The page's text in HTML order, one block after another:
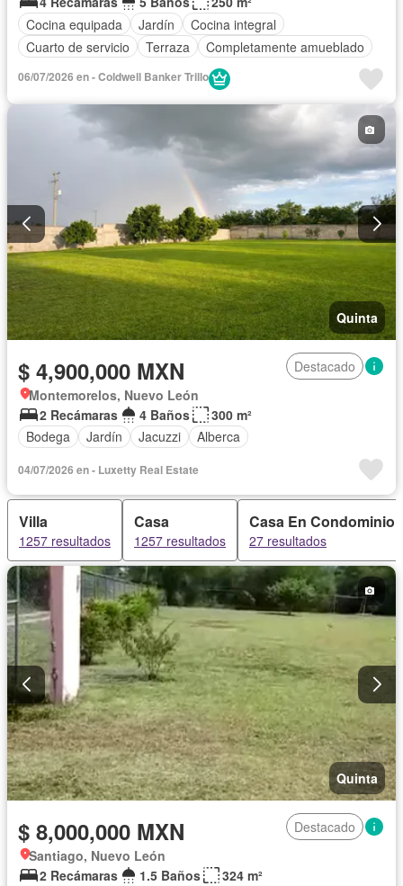
Cocina equipada
Jardín
Cocina integral
Cuarto de servicio
Terraza Completamente amueblado
06/07/2026 en - Coldwell Banker Trillo
Quinta
$ 4,900,000 MXN
Destacado
Montemorelos, Nuevo León
2 Recámaras
4 Baños
300 m²
Bodega
Jardín Jacuzzi Alberca
04/07/2026 en - Luxetty Real Estate
Villa
1257 resultados
Casa
1257 resultados
Casa En Condominio
27 resultados
Quinta
$ 8,000,000 MXN
Destacado
Santiago, Nuevo León
2 Recámaras
1.5 Baños
324 m²